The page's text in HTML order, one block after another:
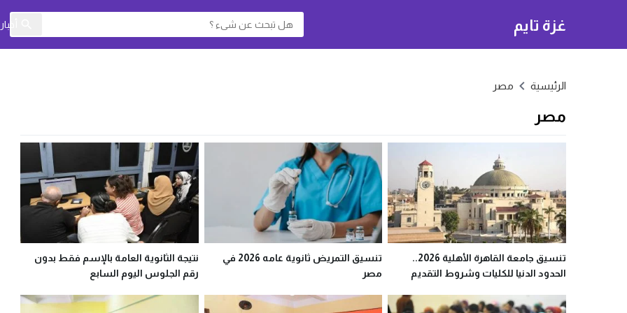
غزة تايم
الرئيسية مصر
مصر
تنسيق جامعة القاهرة الأهلية 2026..
الحدود الدنيا للكليات وشروط التقديم
تنسيق التمريض ثانوية عامه 2026 في
مصر
نتيجة الثانوية العامة بالإسم فقط بدون
رقم الجلوس اليوم السابع